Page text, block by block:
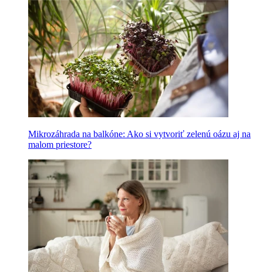
Mikrozáhrada na balkóne: Ako si vytvoriť zelenú oázu aj na
malom priestore?